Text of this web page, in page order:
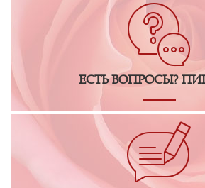
ЕСТЬ ВОПРОСЫ?